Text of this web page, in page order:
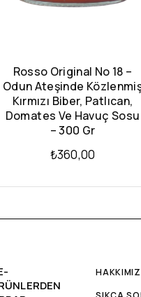
Rosso Original No 18 –
Odun Ateşinde
Kırmızı Biber, Patlıcan,
Domates Ve Havuç Sosu
– 300 Gr
₺360,00